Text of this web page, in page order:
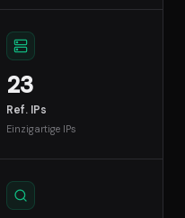
23
Ref. IPs
Einzigartige IPs